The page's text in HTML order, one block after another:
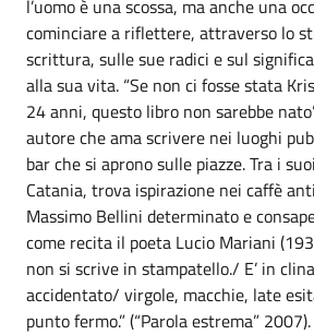
l’uomo è una scossa, ma anche una
cominciare a riflettere, attraverso lo
scrittura, sulle sue radici e sul
alla sua vita. “Se non ci fosse stata
24 anni, questo libro non sarebbe
autore che ama scrivere nei luoghi
bar che si aprono sulle piazze. Tra i
Catania, trova ispirazione nei caffè
Massimo Bellini determinato e
come recita il poeta Lucio Mariani
non si scrive in stampatello./ E’ in
accidentato/ virgole, macchie, late
punto fermo.” (“Parola estrema” 2007).